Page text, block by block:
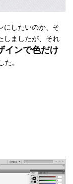
にしたいのか、そ
しましたが、それ
インで色だけ
た。